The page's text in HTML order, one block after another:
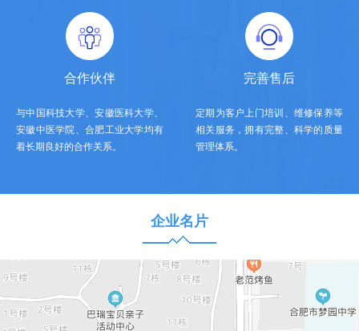
合作伙伴
与中国科技大学、安徽医科大学、
安徽中医学院、合肥工业大学均有
着长期良好的合作关系。
完善售后
定期为客户上门培训、维修保养等
相关服务，拥有完整、科学的质量
管理体系。
企业名片